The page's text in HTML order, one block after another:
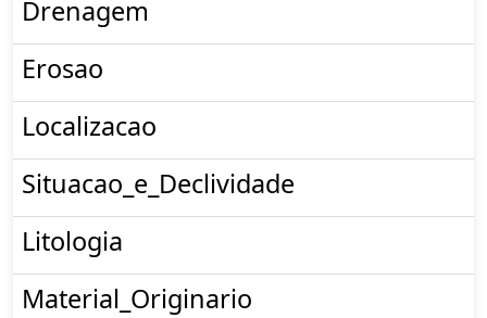
Drenagem
Erosao
Localizacao
Situacao_e_Declividade
Litologia
Material_Originario